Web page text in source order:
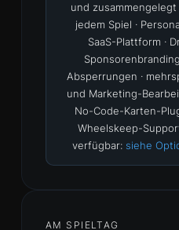
und
jedem Spiel ·
SaaS-Plattform ·
Absperrungen ·
und Marketing-
No-Code-Karten-
Wheelskeep-
verfügbar: siehe
AM SPIELTAG